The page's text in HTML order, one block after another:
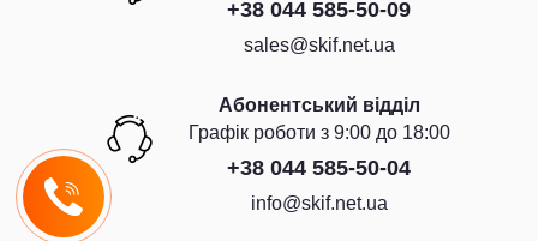
+38 044 585-50-09
sales@skif.net.ua
Абонентський відділ
Графiк роботи з 9:00 до 18:00
+38 044 585-50-04
info@skif.net.ua